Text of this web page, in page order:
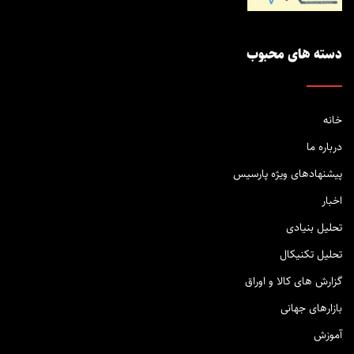
دسته های محبوب
خانه
درباره ما
پیشنهادهای ویژه پارسیس
اخبار
تحلیل بنیادی
تحلیل تکنیکال
گزارش های کالا و اوراق
بازارهای جهانی
آموزش